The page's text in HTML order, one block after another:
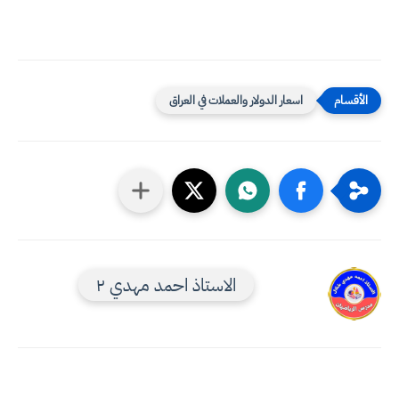
اسعار الدولار والعملات في العراق
الاستاذ احمد مهدي ٢